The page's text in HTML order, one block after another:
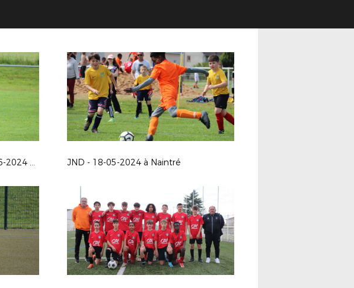
Finale challenge Dansac - 01-06-2024 à Buxerolles JND - 18-05-2024 à Naintré